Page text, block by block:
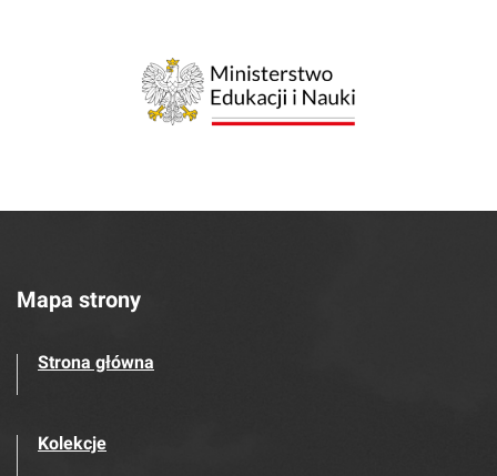
Mapa strony
Strona główna
Kolekcje